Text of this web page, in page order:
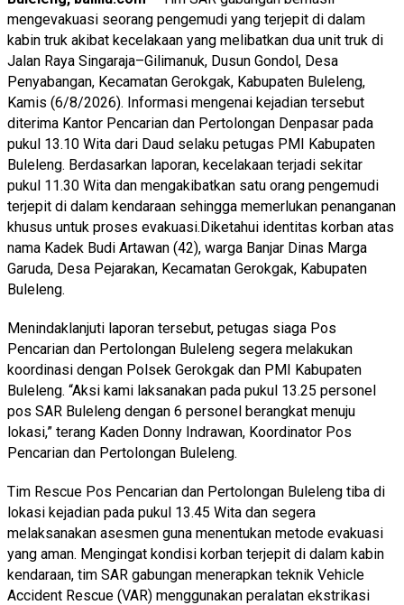
mengevakuasi seorang pengemudi yang terjepit di dalam
kabin truk akibat kecelakaan yang melibatkan dua unit truk di
Jalan Raya Singaraja–Gilimanuk, Dusun Gondol, Desa
Penyabangan, Kecamatan Gerokgak, Kabupaten Buleleng,
Kamis (6/8/2026). Informasi mengenai kejadian tersebut
diterima Kantor Pencarian dan Pertolongan Denpasar pada
pukul 13.10 Wita dari Daud selaku petugas PMI Kabupaten
Buleleng. Berdasarkan laporan, kecelakaan terjadi sekitar
pukul 11.30 Wita dan mengakibatkan satu orang pengemudi
terjepit di dalam kendaraan sehingga memerlukan penanganan
khusus untuk proses evakuasi.Diketahui identitas korban atas
nama Kadek Budi Artawan (42), warga Banjar Dinas Marga
Garuda, Desa Pejarakan, Kecamatan Gerokgak, Kabupaten
Buleleng.
Menindaklanjuti laporan tersebut, petugas siaga Pos
Pencarian dan Pertolongan Buleleng segera melakukan
koordinasi dengan Polsek Gerokgak dan PMI Kabupaten
Buleleng. “Aksi kami laksanakan pada pukul 13.25 personel
pos SAR Buleleng dengan 6 personel berangkat menuju
lokasi,” terang Kaden Donny Indrawan, Koordinator Pos
Pencarian dan Pertolongan Buleleng.
Tim Rescue Pos Pencarian dan Pertolongan Buleleng tiba di
lokasi kejadian pada pukul 13.45 Wita dan segera
melaksanakan asesmen guna menentukan metode evakuasi
yang aman. Mengingat kondisi korban terjepit di dalam kabin
kendaraan, tim SAR gabungan menerapkan teknik Vehicle
Accident Rescue (VAR) menggunakan peralatan ekstrikasi